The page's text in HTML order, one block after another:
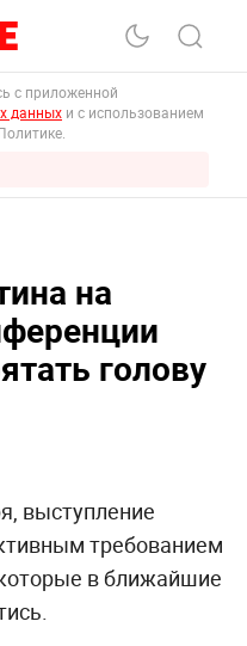
с приложенной
данных и с использованием
на
голову
выступление
требованием
в ближайшие